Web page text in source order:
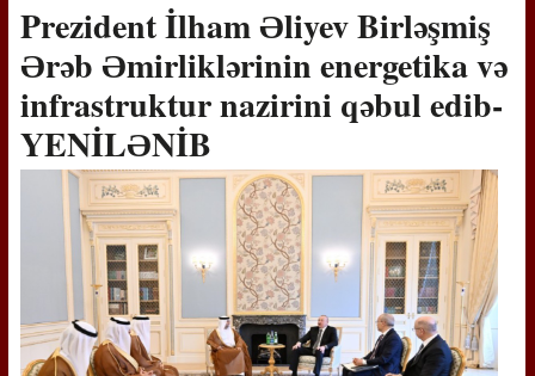
Prezident İlham Əliyev Birləşmiş
Ərəb Əmirliklərinin energetika və
infrastruktur nazirini qəbul edib-
YENİLƏNİB